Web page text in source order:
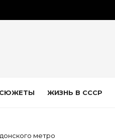
СЮЖЕТЫ ЖИЗНЬ В СССР
метро